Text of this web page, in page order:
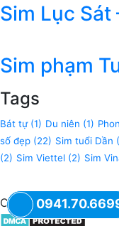
Sim Lục
Sim phạm
Tags
Bát tự(1) Du niên (1)
số đẹp (22) Sim tuổi Dần
(2) Sim Viettel (2) Sim
Copyright © 2018